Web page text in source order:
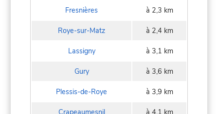
Fresnières à 2,3 km
Roye-sur-Matz à 2,4 km
Lassigny à 3,1 km
Gury à 3,6 km
Plessis-de-Roye à 3,9 km
Crapeaumesnil à 4,1 km